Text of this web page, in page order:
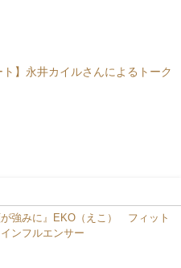
ト】永井カイルさんによるトーク
が強みに』EKO（えこ） フィット
ンフルエンサー